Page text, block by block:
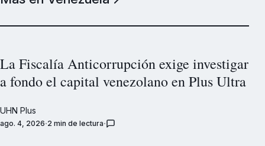
La Fiscalía Anticorrupción exige investigar
a fondo el capital venezolano en Plus Ultra
UHN Plus
ago. 4, 2026 2 min de lectura